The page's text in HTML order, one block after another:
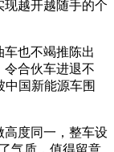
现越开越随手的个
也不竭推陈出
令合伙车进退不
国新能源车围
度同一，整车设
气质，值得留意